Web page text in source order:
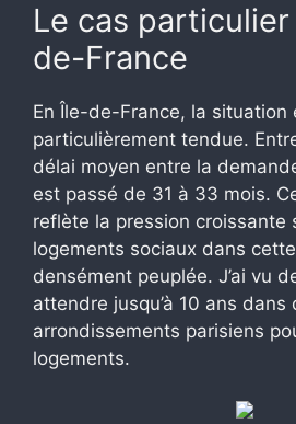
Le cas particulier
de-France
En Île-de-France, la situation
particulièrement tendue.
délai moyen entre la
est passé de 31 à 33 mois.
reflète la pression croissante
logements sociaux dans
densément peuplée. J’ai vu
attendre jusqu’à 10 ans dans
arrondissements parisiens
logements.